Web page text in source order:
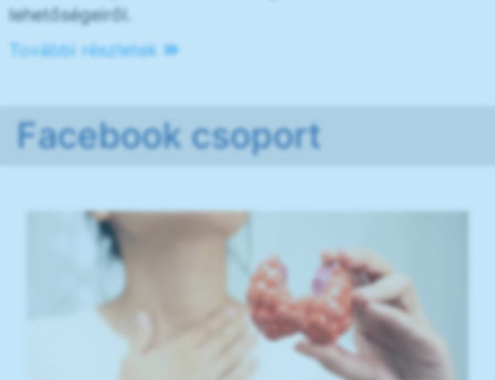
lehetőségeiről.
További részletek
Facebook csoport